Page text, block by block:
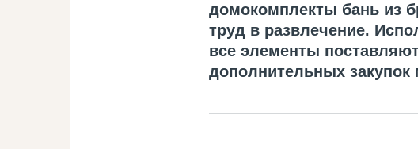
домокомплекты бань из
труд в развлечение.
все элементы
дополнительных закупок